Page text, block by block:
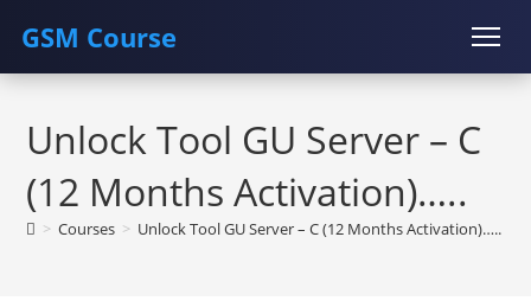
GSM Course
Instructor Registration
Skip
contentUnlock Tool GU Server – C
(12 Months Activation)…..
> Courses > Unlock Tool GU Server – C (12 Months Activation)…..